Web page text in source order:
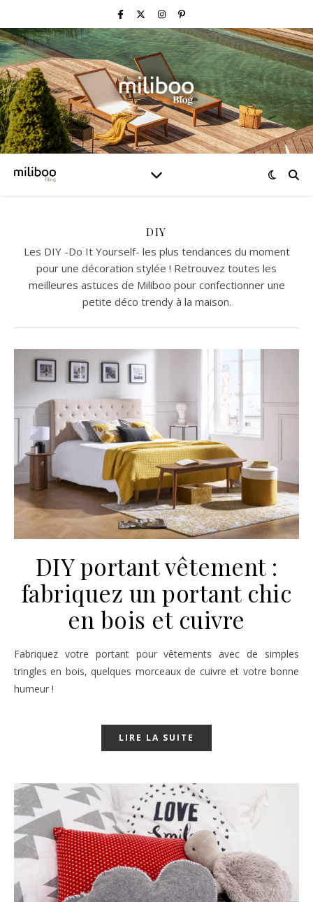
DIY
Les DIY -Do It Yourself- les plus tendances du moment
pour une décoration stylée ! Retrouvez toutes les
meilleures astuces de Miliboo pour confectionner une
petite déco trendy à la maison.
DIY portant vêtement :
fabriquez un portant chic
en bois et cuivre
Fabriquez votre portant pour vêtements avec de simples
tringles en bois, quelques morceaux de cuivre et votre bonne
humeur !
LIRE LA SUITE